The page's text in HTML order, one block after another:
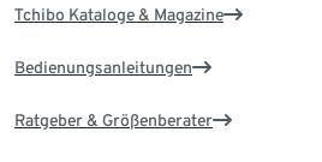
Tchibo Kataloge & Magazine
Bedienungsanleitungen
Ratgeber & Größenberater